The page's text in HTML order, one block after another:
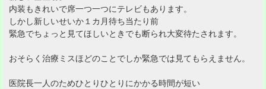
内装もきれいで席一つ一つにテレビもあります。
しかし新しいせいか１カ月待ち当たり前
緊急でちょっと見てほしいときでも断られ大変待たされます。
おそらく治療ミスほどのことでしか緊急では見てもらえません。
医院長一人のためひとりひとりにかかる時間が短い